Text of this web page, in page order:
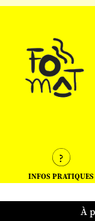
INFOS PRATIQUES
À